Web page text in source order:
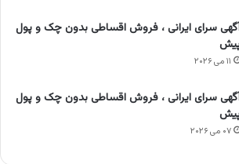
سرای ایرانی ، فروش اقساطی بدون چک و پول
۱۱ می ۲۰۲۶
سرای ایرانی ، فروش اقساطی بدون چک و پول
۰۷ می ۲۰۲۶